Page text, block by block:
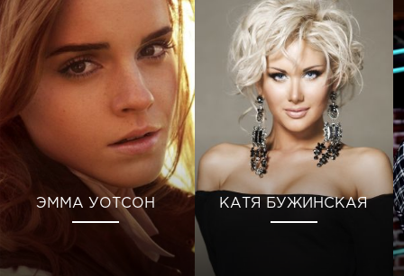
ЭММА УОТСОН КАТЯ БУЖИНСКАЯ